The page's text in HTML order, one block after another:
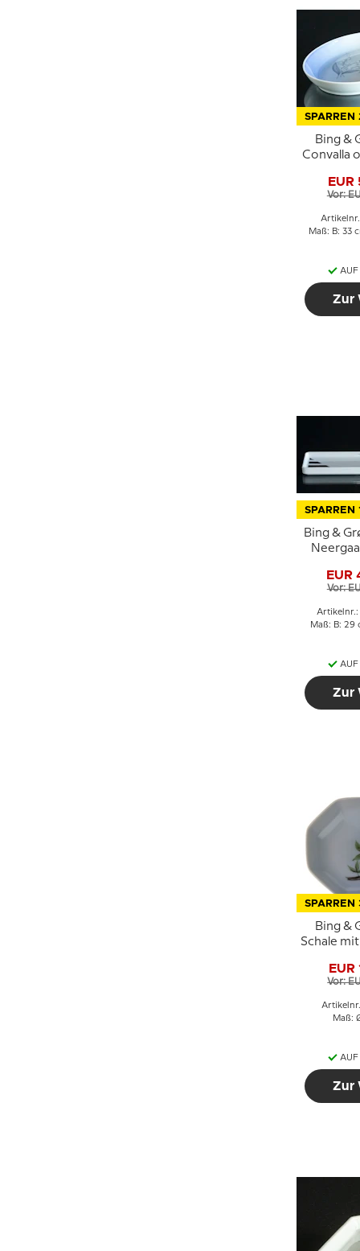
SPARREN
Bing &
Convalla
EUR
Vor:
Maß: B: 33
AUF
Zur
SPARREN
Bing &
EUR
Vor:
Artikelnr.:
Maß: B: 29
AUF
Zur
SPARREN
Bing &
Schale
EUR
Vor:
Maß:
AUF
Zur